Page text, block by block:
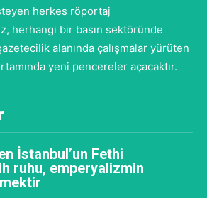
herkes röportaj
herhangi bir basın sektöründe
alanında çalışmalar yürüten
yeni pencereler açacaktır.
İstanbul’un Fethi
ruhu, emperyalizmin